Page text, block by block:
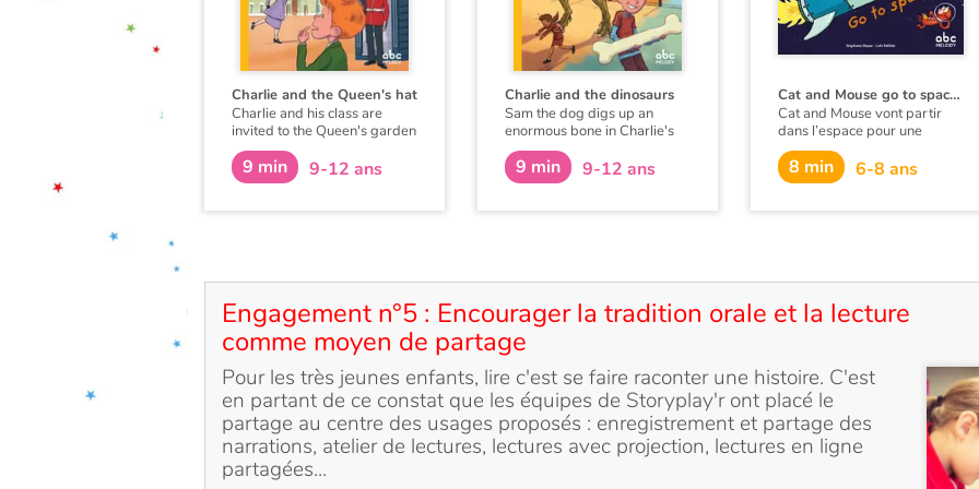
Charlie and the Queen's hat
Charlie and his class are
invited to the Queen's garden
party. Everyone dresses up
and a bus takes them to
Buckingham Palace. The
invités à la Garden Party de
la Reine ! Chacun soigne sa
tenue et la classe est
accueillie avec les honneurs.
Mais à cause d’une
bourrasque de vent, le
chapeau de la Reine s’envole,
quelle catastrophe ! La course
au chapeau commence…
9 min 9-12 ans
Charlie and the dinosaurs
Sam the dog digs up an
enormous bone in Charlie's
garden. That night, Charlie
dreams that he falls down a
tunnel with Stella. They end
l’école avec sa copine Stella, il
tombe dans un long tunnel !
Les deux écoliers retrouvent
dans le centre de Londres
désert. Soudain arrivent des
dinosaures qui envahissent la
ville…
9 min 9-12 ans
Cat and Mouse go to space !
Cat and Mouse vont partir
dans l’espace pour une
mission très spéciale. Au
cours de l’aventure, ils
apprendront le nom des
Mars s’impose alors et une
rencontre inattendue avec les
Martiens attend nos deux
8 min 6-8 ans
Engagement n°5 : Encourager la tradition orale et la lecture
comme moyen de partage
Pour les très jeunes enfants, lire c'est se faire raconter une histoire. C'est
en partant de ce constat que les équipes de Storyplay'r ont placé le
partage au centre des usages proposés : enregistrement et partage des
narrations, atelier de lectures, lectures avec projection, lectures en ligne
partagées...